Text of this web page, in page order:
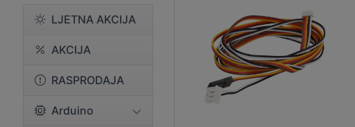
LJETNA AKCIJA
AKCIJA
RASPRODAJA
Arduino